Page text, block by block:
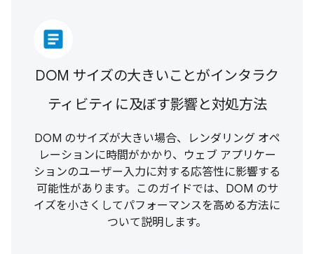
article
DOM サイズの大きいことがインタラク
ティビティに及ぼす影響と対処方法
DOM のサイズが大きい場合、レンダリング オペ
レーションに時間がかかり、ウェブ アプリケー
ションのユーザー入力に対する応答性に影響する
可能性があります。このガイドでは、DOM のサ
イズを小さくしてパフォーマンスを高める方法に
ついて説明します。